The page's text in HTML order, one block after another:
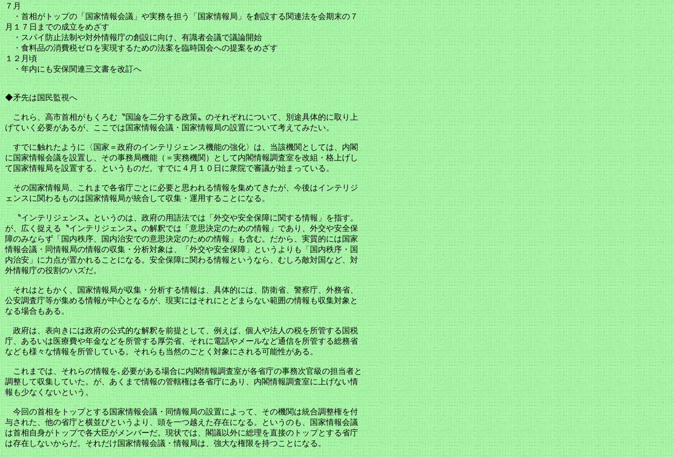
７月
・首相がトップの「国家情報会議」や実務を担う「国家情報局」を創設する関連法を会期末の７
月１７日までの成立をめざす
・スパイ防止法制や対外情報庁の創設に向け、有識者会議で議論開始
・食料品の消費税ゼロを実現するための法案を臨時国会への提案をめざす
１２月頃
・年内にも安保関連三文書を改訂へ
◆矛先は国民監視へ
これら、高市首相がもくろむ〝国論を二分する政策〟のそれぞれについて、別途具体的に取り上
げていく必要があるが、ここでは国家情報会議・国家情報局の設置について考えてみたい。
すでに触れたように〈国家＝政府のインテリジェンス機能の強化〉は、当該機関としては、内閣
に国家情報会議を設置し、その事務局機能（＝実務機関）として内閣情報調査室を改組・格上げし
て国家情報局を設置する、というものだ。すでに４月１０日に衆院で審議が始まっている。
その国家情報局、これまで各省庁ごとに必要と思われる情報を集めてきたが、今後はインテリジ
ェンスに関わるものは国家情報局が統合して収集・運用することになる。
〝インテリジェンス〟というのは、政府の用語法では「外交や安全保障に関する情報」を指す。
が、広く捉える〝インテリジェンス〟の解釈では「意思決定のための情報」であり、外交や安全保
障のみならず「国内秩序、国内治安での意思決定のための情報」も含む。だから、実質的には国家
情報会議・同情報局の情報の収集・分析対象は、「外交や安全保障」というよりも「国内秩序・国
内治安」に力点が置かれることになる。安全保障に関わる情報というなら、むしろ敵対国など、対
外情報庁の役割のハズだ。
それはともかく、国家情報局が収集・分析する情報は、具体的には、防衛省、警察庁、外務省、
公安調査庁等が集める情報が中心となるが、現実にはそれにとどまらない範囲の情報も収集対象と
なる場合もある。
政府は、表向きには政府の公式的な解釈を前提として、例えば、個人や法人の税を所管する国税
庁、あるいは医療費や年金などを所管する厚労省、それに電話やメールなど通信を所管する総務省
なども様々な情報を所管している。それらも当然のごとく対象にされる可能性がある。
これまでは、それらの情報を､必要がある場合に内閣情報調査室が各省庁の事務次官級の担当者と
調整して収集していた。が、あくまで情報の管轄権は各省庁にあり、内閣情報調査室に上げない情
報も少なくないという。
今回の首相をトップとする国家情報会議・同情報局の設置によって、その機関は統合調整権を付
与された、他の省庁と横並びというより、頭を一つ越えた存在になる。というのも、国家情報会議
は首相自身がトップで各大臣がメンバーだ。現状では、閣議以外に総理を直接のトップとする省庁
は存在しないからだ。それだけ国家情報会議・情報局は、強大な権限を持つことになる。